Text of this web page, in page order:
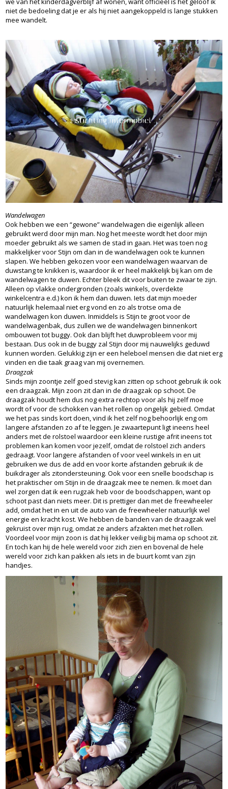
niet de bedoeling dat je er als hij niet aangekoppeld is lange stukken
mee wandelt.
Wandelwagen
Ook hebben we een “gewone” wandelwagen die eigenlijk alleen
gebruikt werd door mijn man. Nog het meeste wordt het door mijn
moeder gebruikt als we samen de stad in gaan. Het was toen nog
makkelijker voor Stijn om dan in de wandelwagen ook te kunnen
slapen. We hebben gekozen voor een wandelwagen waarvan de
duwstang te knikken is, waardoor ik er heel makkelijk bij kan om de
wandelwagen te duwen. Echter bleek dit voor buiten te zwaar te zijn.
Alleen op vlakke ondergronden (zoals winkels, overdekte
winkelcentra e.d.) kon ik hem dan duwen. Iets dat mijn moeder
natuurlijk helemaal niet erg vond en zo als trotse oma de
wandelwagen kon duwen. Inmiddels is Stijn te groot voor de
wandelwagenbak, dus zullen we de wandelwagen binnenkort
ombouwen tot buggy. Ook dan blijft het duwprobleem voor mij
bestaan. Dus ook in de buggy zal Stijn door mij nauwelijks geduwd
kunnen worden. Gelukkig zijn er een heleboel mensen die dat niet erg
vinden en die taak graag van mij overnemen.
Draagzak
Sinds mijn zoontje zelf goed stevig kan zitten op schoot gebruik ik ook
een draagzak. Mijn zoon zit dan in de draagzak op schoot. De
draagzak houdt hem dus nog extra rechtop voor als hij zelf moe
wordt of voor de schokken van het rollen op ongelijk gebied. Omdat
we het pas sinds kort doen, vind ik het zelf nog behoorlijk eng om
langere afstanden zo af te leggen. Je zwaartepunt ligt ineens heel
anders met de rolstoel waardoor een kleine rustige afrit ineens tot
problemen kan komen voor jezelf, omdat de rolstoel zich anders
gedraagt. Voor langere afstanden of voor veel winkels in en uit
gebruiken we dus de add en voor korte afstanden gebruik ik de
buikdrager als zitondersteuning. Ook voor een snelle boodschap is
het praktischer om Stijn in de draagzak mee te nemen. Ik moet dan
wel zorgen dat ik een rugzak heb voor de boodschappen, want op
schoot past dan niets meer. Dit is prettiger dan met de freewheeler
add, omdat het in en uit de auto van de freewheeler natuurlijk wel
energie en kracht kost. We hebben de banden van de draagzak wel
gekruist over mijn rug, omdat ze anders afzakten met het rollen.
Voordeel voor mijn zoon is dat hij lekker veilig bij mama op schoot zit.
En toch kan hij de hele wereld voor zich zien en bovenal de hele
wereld voor zich kan pakken als iets in de buurt komt van zijn
handjes.